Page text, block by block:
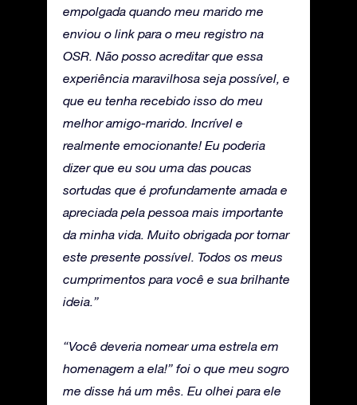
empolgada quando meu marido me
enviou o link para o meu registro na
OSR. Não posso acreditar que essa
experiência maravilhosa seja possível, e
que eu tenha recebido isso do meu
melhor amigo-marido. Incrível e
realmente emocionante! Eu poderia
dizer que eu sou uma das poucas
sortudas que é profundamente amada e
apreciada pela pessoa mais importante
da minha vida. Muito obrigada por tornar
este presente possível. Todos os meus
cumprimentos para você e sua brilhante
ideia.”
“Você deveria nomear uma estrela em
homenagem a ela!” foi o que meu sogro
me disse há um mês. Eu olhei para ele